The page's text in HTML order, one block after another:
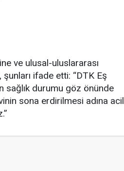
ve ulusal-uluslararası
ifade etti: “DTK Eş
sağlık durumu göz önünde
sona erdirilmesi adına acil